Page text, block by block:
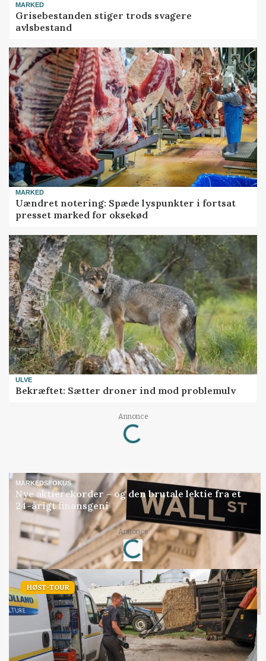
MARKED
Grisebestanden stiger trods svagere
avlsbestand
MARKED
Uændret notering: Spæde lyspunkter i fortsat
presset marked for oksekød
ULVE
Bekræftet: Sætter droner ind mod problemulv
Annonce
Loading...
MARKEDSFOKUS
Nye aktierekorder – og den brutale lektie fra et
24-årigt finansgeni
Annonce
Loading...
HØST-TOUR